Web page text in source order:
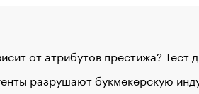
от атрибутов престижа? Тест
разрушают букмекерскую